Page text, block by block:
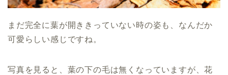
まだ完全に葉が開ききっていない時の姿も、なんだか
可愛らしい感じですね。
写真を見ると、葉の下の毛は無くなっていますが、花